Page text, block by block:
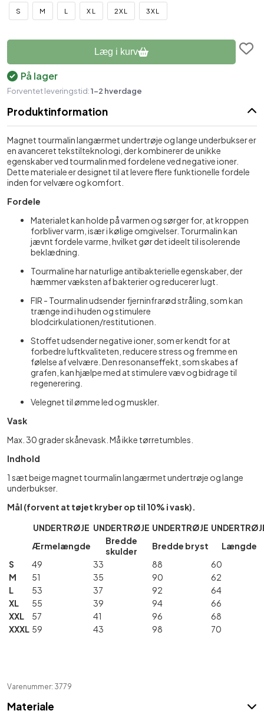
S M L XL 2XL 3XL
Læg i kurv
På lager
Forventet leveringstid:1-2 hverdage
Produktinformation
Magnet tourmalin langærmet undertrøje og lange underbukser er
en avanceret tekstilteknologi, der kombinerer de unikke
egenskaber ved tourmalin med fordelene ved negative ioner.
Dette materiale er designet til at levere flere funktionelle fordele
inden for velvære og komfort.
Fordele
Materialet kan holde på varmen og sørger for, at kroppen
forbliver varm, især i kølige omgivelser. Torurmalin kan
jævnt fordele varme, hvilket gør det ideelt til isolerende
beklædning.
Tourmaline har naturlige antibakterielle egenskaber, der
hæmmer væksten af bakterier og reducerer lugt.
FIR - Tourmalin udsender fjerninfrarød stråling, som kan
trænge ind i huden og stimulere
blodcirkulationen/restitutionen.
Stoffet udsender negative ioner, som er kendt for at
forbedre luftkvaliteten, reducere stress og fremme en
følelse af velvære. Den resonanseffekt, som skabes af
grafen, kan hjælpe med at stimulere væv og bidrage til
regenerering.
Velegnet til ømme led og muskler.
Vask
Max. 30 grader skånevask. Må ikke tørretumbles.
Indhold
1 sæt beige magnet tourmalin langærmet undertrøje og lange
underbukser.
Mål (forvent at tøjet kryber op til 10% i vask).
UNDERTRØJE UNDERTRØJE UNDERTRØJE
Ærmelængde
Bredde
skulder
Bredde bryst
Længde
S
49 33 88
60
M
51 35 90
62
L
53 37 92
64
XL
55 39 94
66
XXL
57 41 96
68
XXXL 59 43 98 70
Varenummer: 3779
Materiale